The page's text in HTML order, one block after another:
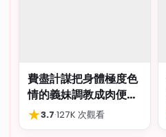
費盡計謀把身體極度色
情的義妹調教成肉便
器，結局卻出人意外
★3.7·127K 次觀看